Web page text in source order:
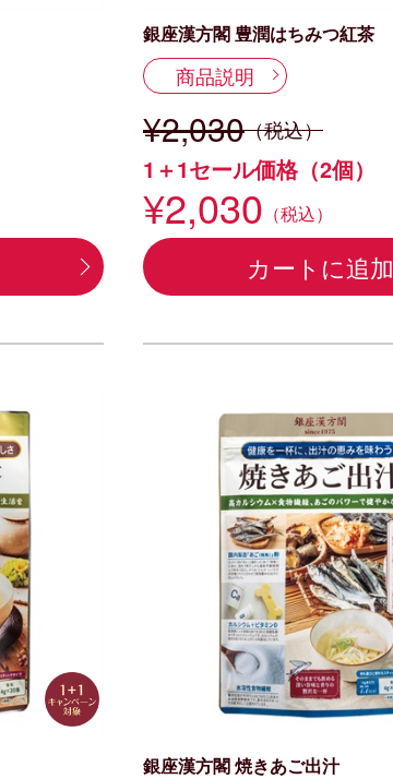
銀座漢方閣 豊潤はちみつ紅茶
商品説明
¥2,030（税込）
1＋1セール価格（2個）
¥2,030 （税込）
カートに追加
銀座漢方閣 焼きあご出汁